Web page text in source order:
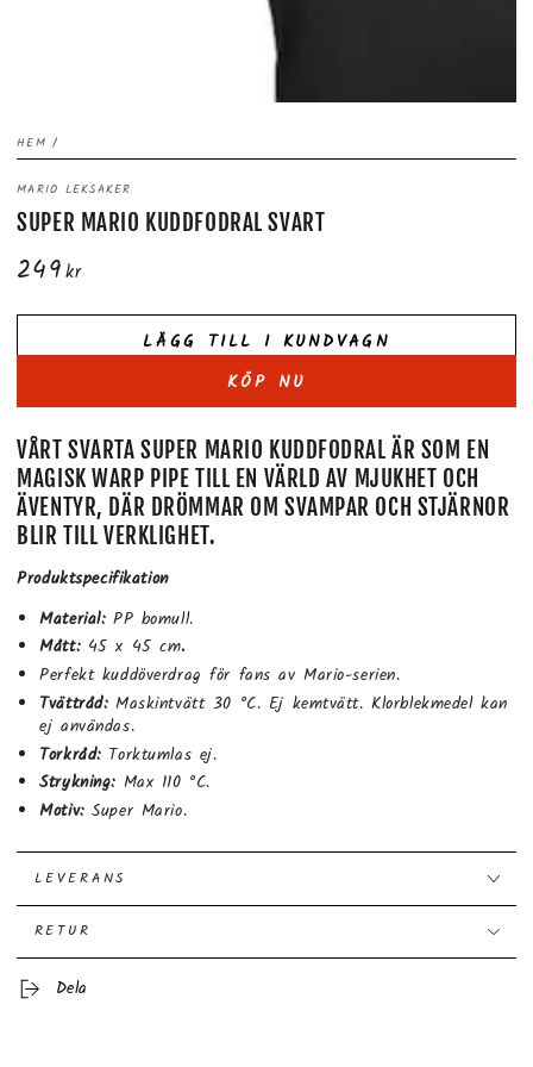
HEM /
MARIO LEKSAKER
SUPER MARIO KUDDFODRAL SVART
Ordinarie
249kr
LÄGG TILL I KUNDVAGN
KÖP NU
VÅRT SVARTA SUPER MARIO KUDDFODRAL ÄR SOM EN
MAGISK WARP PIPE TILL EN VÄRLD AV MJUKHET OCH
ÄVENTYR, DÄR DRÖMMAR OM SVAMPAR OCH STJÄRNOR
BLIR TILL VERKLIGHET.
Produktspecifikation
Material: PP bomull.
Mått: 45 x 45 cm.
Perfekt kuddöverdrag för fans av Mario-serien.
Tvättråd:Maskintvätt 30 °C. Ej kemtvätt. Klorblekmedel kan
ej användas.
Torkråd:Torktumlas ej.
Strykning:Max 110 °C.
Motiv:Super Mario.
LEVERANS
RETUR
Dela